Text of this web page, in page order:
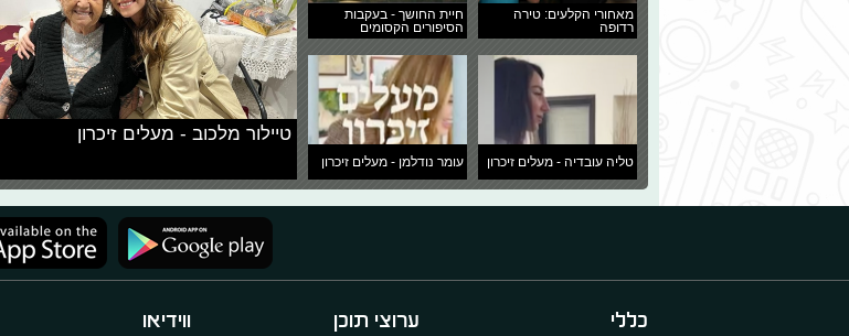
מאחורי הקלעים: טירה
רדופה
חיית החושך - בעקבות
הסיפורים הקסומים
טליה עובדיה - מעלים זיכרון עומר נודלמן - מעלים זיכרון
טיילור מלכוב - מעלים זיכרון
כללי ערוצי תוכן ווידיאו